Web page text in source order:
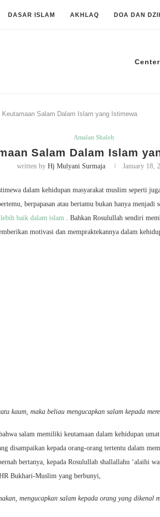
DASAR ISLAM AKHLAQ DOA DAN
Keutamaan Salam Dalam Islam yang Istimewa
Amalan Shaleh
Salam Dalam Islam
written by Hj Mulyani Surmaja January 18,
dalam kehidupan masyarakat muslim seperti
berpapasan atau bertamu bukan hanya menjadi
baik dalam islam . Bahkan Rosulullah sendiri
motivasi dan mempraktekannya dalam
kaum, maka beliau mengucapkan salam kepada
salam memiliki keutamaan dalam kehidupan
disampaikan kepada orang-orang tertentu dalam
bertanya, kepada Rosulullah shallallahu ‘alaihi
Bukhari-Muslim yang berbunyi,
mengucapkan salam kepada orang yang dikenal